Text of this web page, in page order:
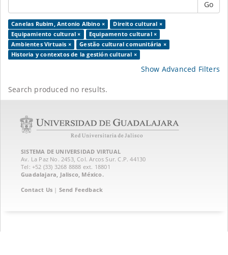
Go
Canelas Rubim, Antonio Albino ×
Direito cultural ×
Equipamiento cultural ×
Equipamento cultural ×
Ambientes Virtuais ×
Gestão cultural comunitária ×
Historia y contextos de la gestión cultural ×
Show Advanced Filters
Search produced no results.
SISTEMA DE UNIVERSIDAD VIRTUAL
Av. La Paz No. 2453, Col. Arcos Sur. C.P. 44130
Tel: +52 (33) 3268 8888‏ ext. 18801
Guadalajara, Jalisco, México.
Contact Us | Send Feedback